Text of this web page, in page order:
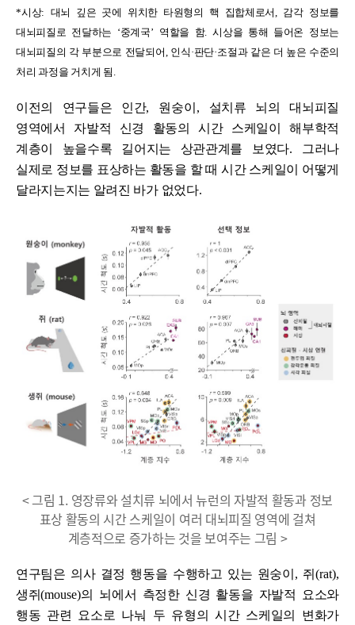
*시상: 대뇌 깊은 곳에 위치한 타원형의 핵 집합체로서
감각 정보를
대뇌피질로 전달하는 ‘중계국’ 역할을 함.시상을 통해 들어온 정보는
대뇌피질의 각 부분으로 전달되어 인식 ·판단·조절과 같은 더 높은 수준의
처리 과정을 거치게 됨
이전의 연구들은 인간, 원숭이 , 설치류 뇌의 대뇌피질
영역에서 자발적 신경 활동의 시간 스케일이 해부학적
계층이 높을수록 길어지는 상관관계를 보였다.
그러나
실제로 정보를 표상하는 활동을 할 때 시간 스케일이 어떻게
달라지는지는 알려진 바가 없었다.
< 그림 1. 영장류와 설치류 뇌에서 뉴런의 자발적 활동과 정보
표상 활동의 시간 스케일이 여러 대뇌피질 영역에 걸쳐
계층적으로 증가하는 것을 보여주는 그림 >
연구팀은 의사 결정 행동을 수행하고 있는 원숭이 , 쥐(rat),
생쥐(mouse)의 뇌에서 측정한 신경 활동을 자발적 요소와
행동 관련 요소로 나눠 두 유형의 시간 스케일의 변화가